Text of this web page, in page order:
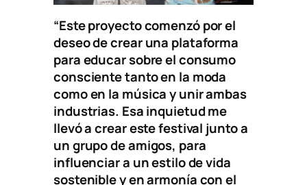
“Este proyecto comenzó por el
deseo de crear una plataforma
para educar sobre el consumo
consciente tanto en la moda
como en la música y unir ambas
industrias. Esa inquietud me
llevó a crear este festival junto a
un grupo de amigos, para
influenciar a un estilo de vida
sostenible y en armonía con el